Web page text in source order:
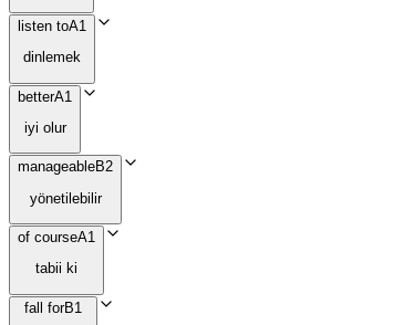
listen toA1
dinlemek
betterA1
iyi olur
manageableB2
yönetilebilir
of courseA1
tabii ki
fall forB1